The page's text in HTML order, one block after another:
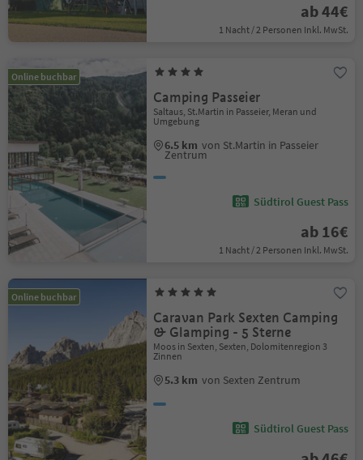
ab 44€
1 Nacht / 2 Personen Inkl. MwSt.
Online buchbar
Camping Passeier
Saltaus, St.Martin in Passeier, Meran und
Umgebung
6.5 km von St.Martin in Passeier
Zentrum
Südtirol Guest Pass
ab 16€
1 Nacht / 2 Personen Inkl. MwSt.
Online buchbar
Caravan Park Sexten Camping
& Glamping - 5 Sterne
Moos in Sexten, Sexten, Dolomitenregion 3
Zinnen
5.3 km von Sexten Zentrum
Südtirol Guest Pass